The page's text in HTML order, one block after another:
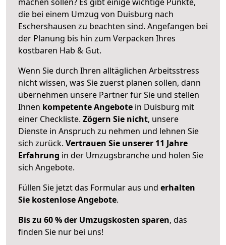
die bei einem Umzug von Duisburg nach
Eschershausen zu beachten sind. Angefangen bei
der Planung bis hin zum Verpacken Ihres
kostbaren Hab & Gut.
Wenn Sie durch Ihren alltäglichen Arbeitsstress
nicht wissen, was Sie zuerst planen sollen, dann
übernehmen unsere Partner für Sie und stellen
Ihnen kompetente Angebote in Duisburg mit
einer Checkliste. Zögern Sie nicht, unsere
Dienste in Anspruch zu nehmen und lehnen Sie
sich zurück. Vertrauen Sie unserer 11 Jahre
Erfahrung in der Umzugsbranche und holen Sie
sich Angebote.
Füllen Sie jetzt das Formular aus und erhalten
Sie kostenlose Angebote.
Bis zu 60 % der Umzugskosten sparen, das
finden Sie nur bei uns!